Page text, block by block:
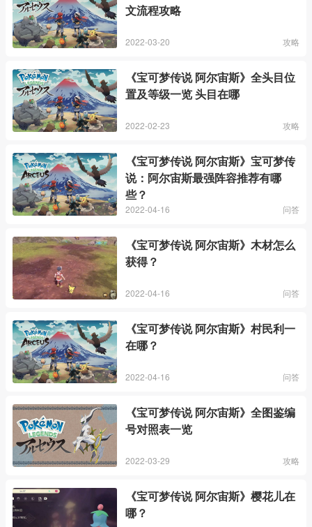
文流程攻略
2022-03-20 攻略
《宝可梦传说 阿尔宙斯》全头目位
置及等级一览 头目在哪
2022-02-23 攻略
《宝可梦传说 阿尔宙斯》宝可梦传
说：阿尔宙斯最强阵容推荐有哪
些？
2022-04-16 问答
《宝可梦传说 阿尔宙斯》木材怎么
获得？
2022-04-16 问答
《宝可梦传说 阿尔宙斯》村民利一
在哪？
2022-04-16 问答
《宝可梦传说 阿尔宙斯》全图鉴编
号对照表一览
2022-03-29 攻略
《宝可梦传说 阿尔宙斯》樱花儿在
哪？